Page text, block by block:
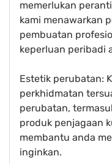
memerlukan
kami menawarkan
pembuatan
keperluan peribadi
Estetik perubatan:
perkhidmatan
perubatan,
produk penjagaan
membantu anda
inginkan.